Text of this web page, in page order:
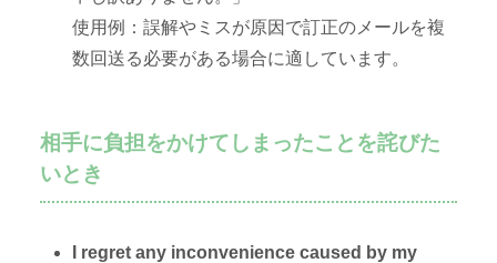
使用例：誤解やミスが原因で訂正のメールを複
数回送る必要がある場合に適しています。
相手に負担をかけてしまったことを詫びた
いとき
I regret any inconvenience caused by my